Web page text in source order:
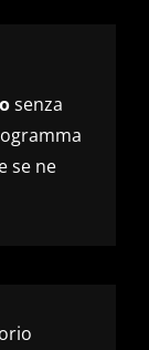
senza
se ne